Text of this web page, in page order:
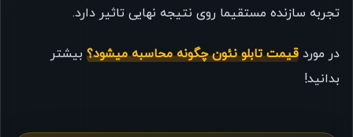
تجربه سازنده مستقیما روی نتیجه نهایی تاثیر دارد.
در مورد قیمت تابلو نئون چگونه محاسبه میشود؟ بیشتر
بدانید!